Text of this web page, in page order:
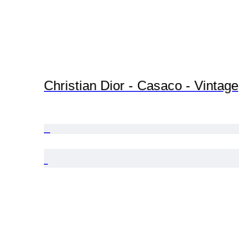
Christian Dior - Casaco - Vintage